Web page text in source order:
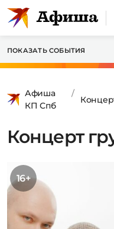
ПОКАЗАТЬ СОБЫТИЯ
Афиша
КП Спб
Концерт
16+